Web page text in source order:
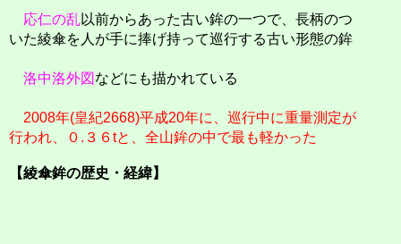
応仁の乱以前からあった古い鉾の一つで、長柄のつ
いた綾傘を人が手に捧げ持って巡行する古い形態の鉾
洛中洛外図 などにも描かれている
2008年(皇紀2668)平成20年に、巡行中に重量測定が
行われ、０.３６tと、全山鉾の中で最も軽かった
【綾傘鉾の歴史・経緯】